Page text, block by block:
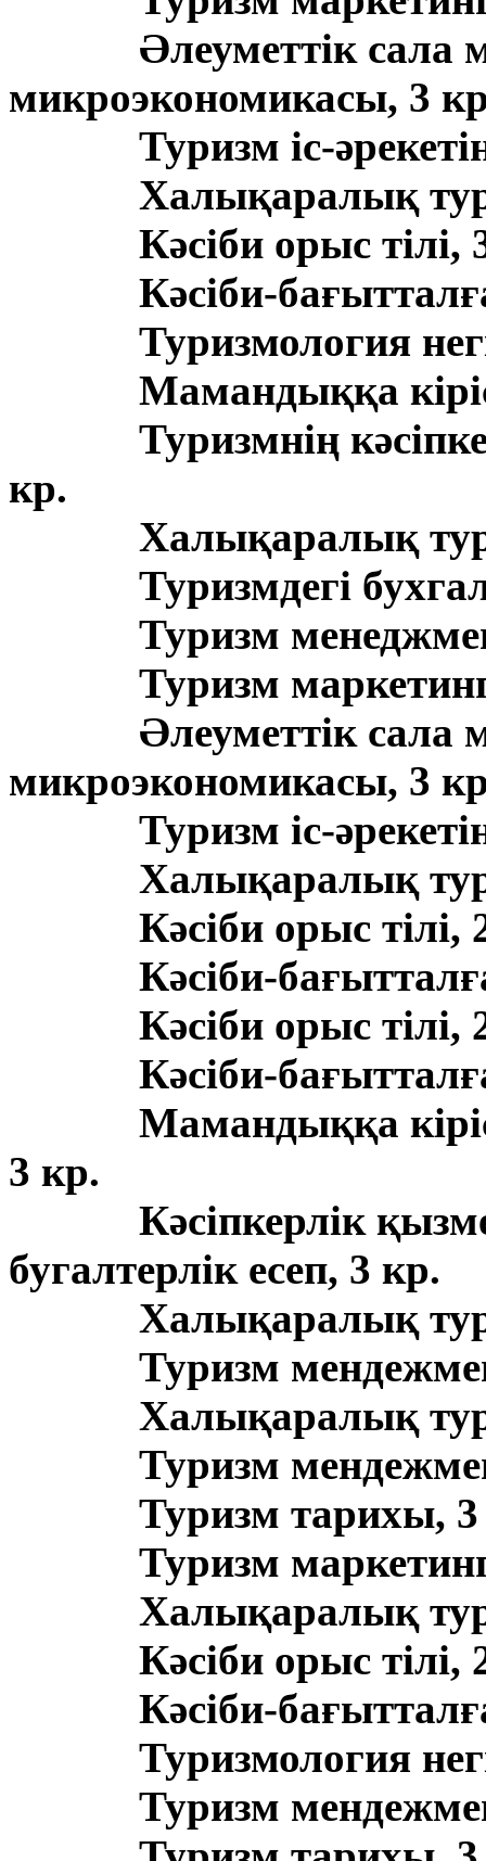
Әлеуметтік сала
микроэкономикасы, 3
Туризм іс-
Халықаралық
Кәсіби орыс тілі,
Кәсіби-
Туризмология
Мамандыққа
Туризмнің
кр.
Халықаралық
Туризмдегі
Туризм
Туризм
Әлеуметтік сала
микроэкономикасы, 3
Туризм іс-
Халықаралық
Кәсіби орыс тілі,
Кәсіби-
Кәсіби орыс тілі,
Кәсіби-
Мамандыққа
3 кр.
Кәсіпкерлік
бугалтерлік есеп, 3 кр.
Халықаралық
Туризм
Халықаралық
Туризм
Туризм тарихы,
Туризм
Халықаралық
Кәсіби орыс тілі,
Кәсіби-
Туризмология
Туризм